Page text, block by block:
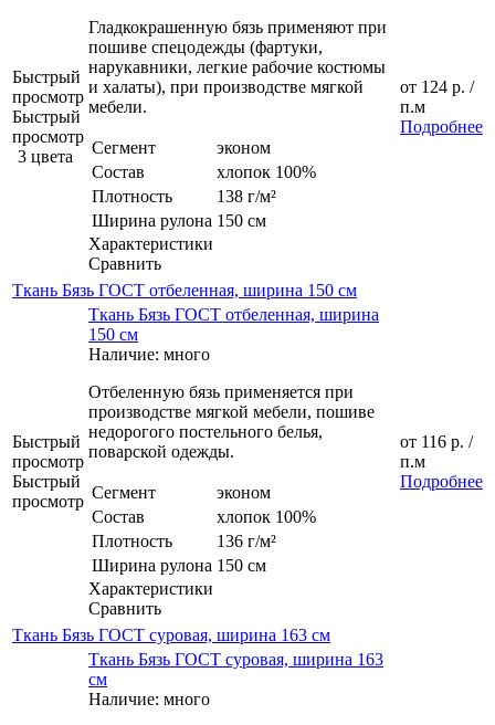
Быстрый
просмотр
Быстрый
просмотр
3 цвета
Гладкокрашенную бязь применяют при
пошиве спецодежды (фартуки,
нарукавники, легкие рабочие костюмы
и халаты), при производстве мягкой
мебели.
Сегмент
эконом
Состав
хлопок 100%
Плотность
138 г/м²
Ширина рулона 150 см
Характеристики
Сравнить
от 124 р. /
п.м
Подробнее
Ткань Бязь ГОСТ отбеленная, ширина 150 см
Быстрый
просмотр
Быстрый
просмотр
Ткань Бязь ГОСТ отбеленная, ширина
150 см
Наличие: много
Отбеленную бязь применяется при
производстве мягкой мебели, пошиве
недорогого постельного белья,
поварской одежды.
Сегмент
эконом
Состав
хлопок 100%
Плотность
136 г/м²
Ширина рулона 150 см
Характеристики
Сравнить
от 116 р. /
п.м
Подробнее
Ткань Бязь ГОСТ суровая, ширина 163 см
Ткань Бязь ГОСТ суровая, ширина 163
см
Наличие: много